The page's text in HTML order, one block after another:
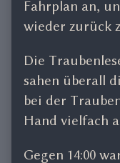
Fahrplan an,
wieder zurück
Die
sahen überall
bei der
Hand vielfach
Gegen 14:00